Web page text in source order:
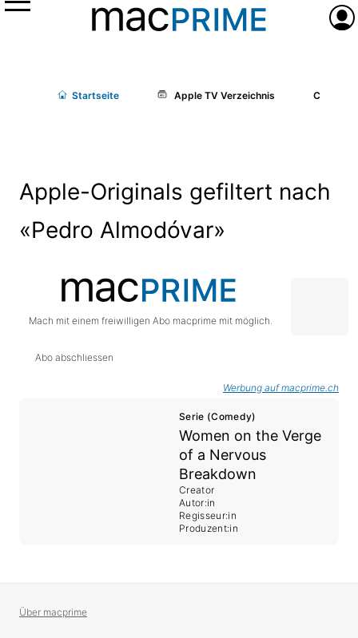
Menü
Startseite Apple TV Verzeichnis Cast/
Apple-Originals gefiltert nach
«Pedro Almodóvar»
Mach mit einem freiwilligen Abo macprime mit möglich.
Abo abschliessen
Werbung auf macprime.ch
Serie (Comedy)
Women on the Verge
of a Nervous
Breakdown
Creator
Autor:in
Regisseur:in
Produzent:in
Über macprime